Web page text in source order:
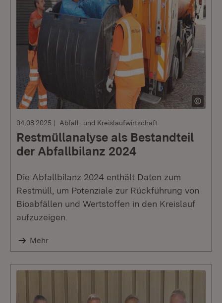
04.08.2025 Abfall- und Kreislaufwirtschaft
Restmüllanalyse als Bestandteil
der Abfallbilanz 2024
Die Abfallbilanz 2024 enthält Daten zum
Restmüll, um Potenziale zur Rückführung von
Bioabfällen und Wertstoffen in den Kreislauf
aufzuzeigen.
Mehr